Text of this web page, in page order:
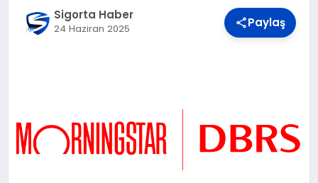
OTOMOBIL
Sigorta Haber
24 Haziran 2025 Paylaş